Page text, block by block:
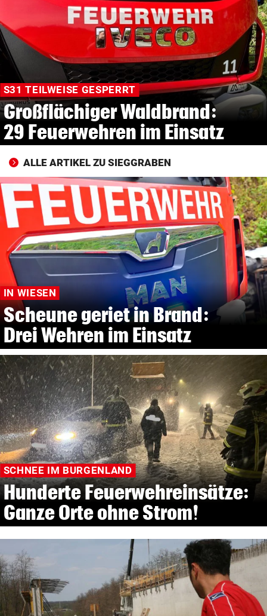
© Krone Multimedia GmbH & Co KG 2026
Muthgasse 2, 1190 Wien
S31 TEILWEISE GESPERRT
Großflächiger Waldbrand:
29 Feuerwehren im Einsatz
ALLE ARTIKEL ZU SIEGGRABEN
IN WIESEN
Scheune geriet in Brand:
Drei Wehren im Einsatz
SCHNEE IM BURGENLAND
Hunderte Feuerwehreinsätze:
Ganze Orte ohne Strom!